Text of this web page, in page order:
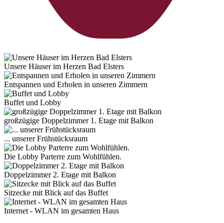
Unsere Häuser im Herzen Bad Elsters
Entspannen und Erholen in unseren Zimmern
Buffet und Lobby
großzügige Doppelzimmer 1. Etage mit Balkon
... unserer Frühstücksraum
Die Lobby Parterre zum Wohlfühlen.
Doppelzimmer 2. Etage mit Balkon
Sitzecke mit Blick auf das Buffet
Internet - WLAN im gesamten Haus